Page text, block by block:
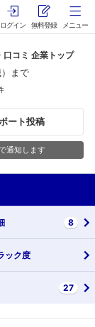
ログイン 無料登録 メニュー
口コミ 企業トップ
まで
ート投稿
通知します
8
ック度
27